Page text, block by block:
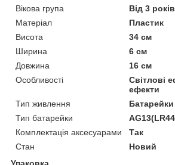
Вікова група
Від 3 років
Матеріал
Пластик
Висота
34 см
Ширина
6 см
Довжина
16 см
Особливості
Світлові
ефекти
Тип живлення
Батарейки
Тип батарейки
Комплектація аксесуарами
Так
Стан
Новий